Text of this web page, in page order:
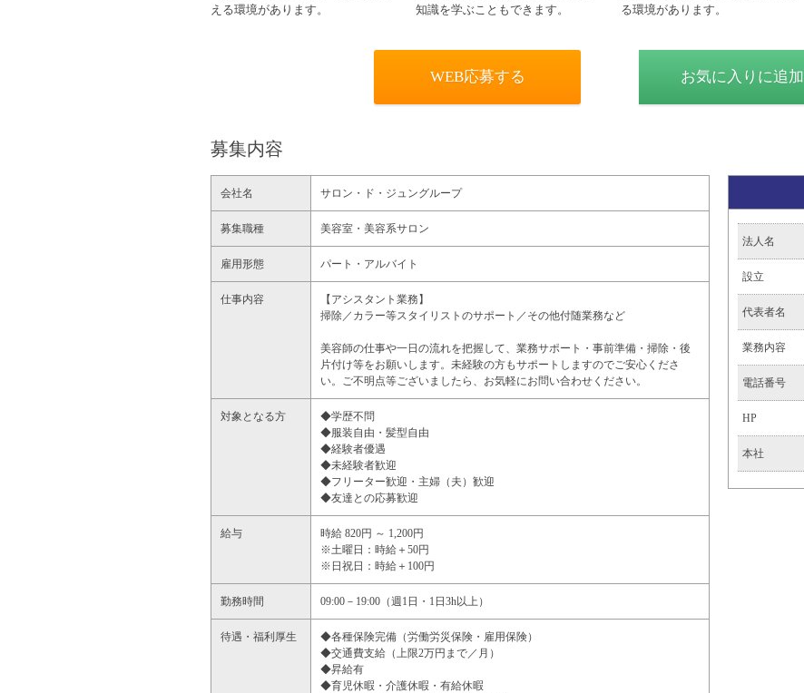
える環境があります。
知識を学ぶこともできます。
る環境があります。
WEB応募する お気に入りに追加
募集内容
会社名 サロン・ド・ジュングループ
募集職種 美容室・美容系サロン
雇用形態 パート・アルバイト
仕事内容
【アシスタント業務】
掃除／カラー等スタイリストのサポート／その他付随業務など
美容師の仕事や一日の流れを把握して、業務サポート・事前準備・掃除・後
片付け等をお願いします。未経験の方もサポートしますのでご安心くださ
い。ご不明点等ございましたら、お気軽にお問い合わせください。
対象となる方
◆学歴不問
◆服装自由・髪型自由
◆経験者優遇
◆未経験者歓迎
◆フリーター歓迎・主婦（夫）歓迎
◆友達との応募歓迎
給与
時給 820円 ～ 1,200円
※土曜日：時給＋50円
※日祝日：時給＋100円
勤務時間 09:00－19:00（週1日・1日3h以上）
待遇・福利厚生
◆各種保険完備（労働労災保険・雇用保険）
◆交通費支給（上限2万円まで／月）
◆昇給有
◆育児休暇・介護休暇・有給休暇
法人名
設立
代表者名
業務内容
電話番号
HP
本社